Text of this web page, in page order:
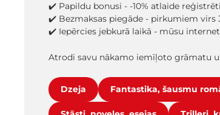
✔️ Papildu bonusi - -10% atlaide
✔️ Bezmaksas piegāde - pirkumiem virs
✔️ Iepērcies jebkurā laikā - mūsu
Atrodi savu nākamo iemīļoto grāmatu
Dzeja Fantastika, šausmu